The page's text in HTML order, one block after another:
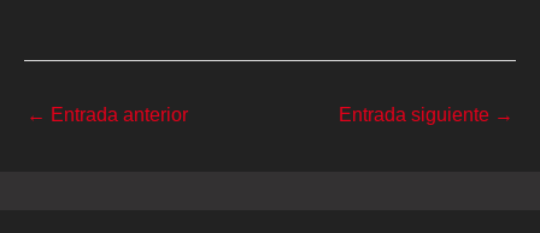
← Entrada anterior Entrada siguiente →